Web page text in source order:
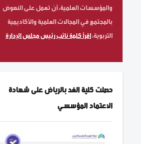
والمؤسسات العلمية، أن تعمل على النهوض
بالمجتمع في المجالات العلمية والأكاديمية
التربوية،اقرأ كلمة نائب رئيس مجلس الإدارة
حصلت كلية الغد بالرياض على شهادة
الاعتماد المؤسسي